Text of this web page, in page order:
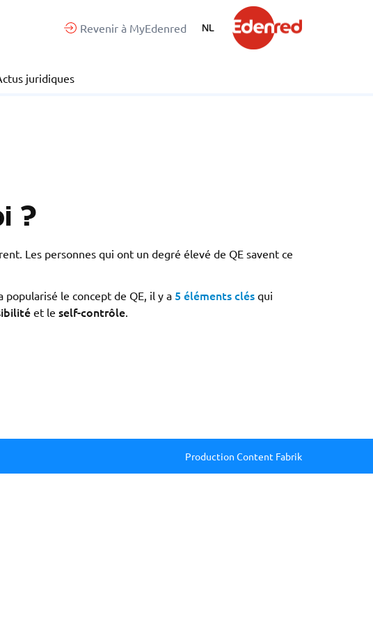
Revenir à MyEdenred NL
juridiques
?
Les personnes qui ont un degré élevé de QE savent ce
popularisé le concept de QE, il y a 5 éléments clés qui
et le self-contrôle.
Production Content Fabrik